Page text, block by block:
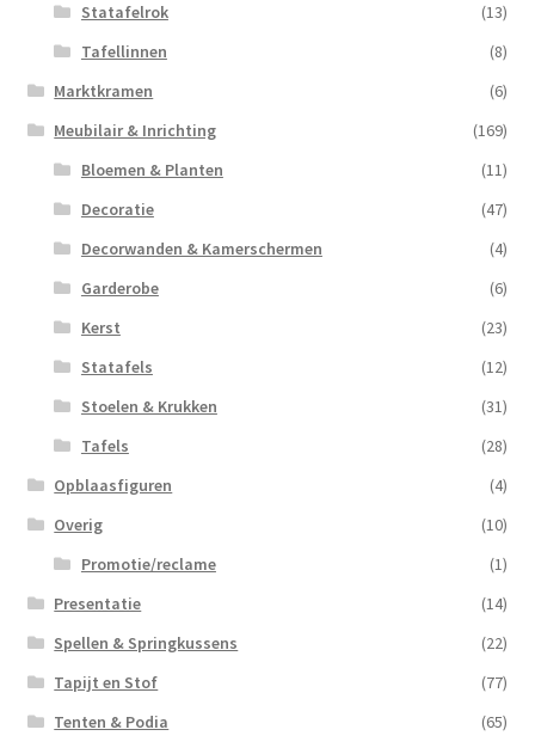
Statafelrok
(13)
Tafellinnen
(8)
Marktkramen
(6)
Meubilair & Inrichting
(169)
Bloemen & Planten
(11)
Decoratie
(47)
Decorwanden & Kamerschermen
(4)
Garderobe
(6)
Kerst
(23)
Statafels
(12)
Stoelen & Krukken
(31)
Tafels
(28)
Opblaasfiguren
(4)
Overig
(10)
Promotie/reclame
(1)
Presentatie
(14)
Spellen & Springkussens
(22)
Tapijt en Stof
(77)
Tenten & Podia
(65)